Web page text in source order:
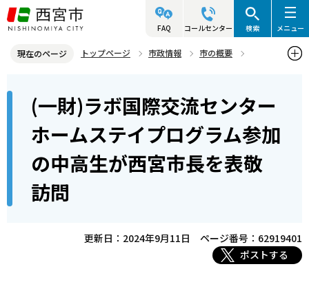
こ
の
ジ
FAQ コールセンター 検索 メニュー
現在のページ トップページ 市政情報
市の概要
(一財)ラボ国際交流センターホームステイプログラム参加の中高生が
西宮市長を表敬訪問
(一財)ラボ国際交流センター
ホームステイプログラム参加
の中高生が西宮市長を表敬
訪問
更新日：2024年9月11日
ページ番号：62919401
ポストする